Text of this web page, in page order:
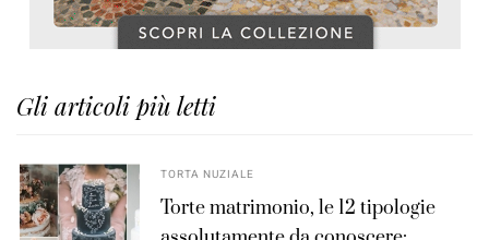
Gli articoli più letti
TORTA NUZIALE
Torte matrimonio, le 12 tipologie